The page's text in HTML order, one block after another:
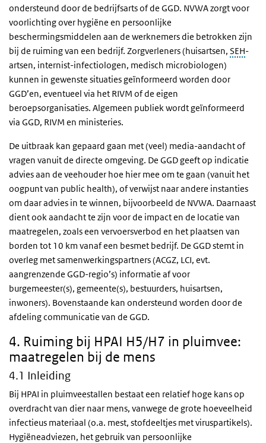
ondersteund door de bedrijfsarts of de GGD. NVWA zorgt voor
voorlichting over hygiëne en persoonlijke
beschermingsmiddelen aan de werknemers die betrokken zijn
bij de ruiming van een bedrijf. Zorgverleners (huisartsen, SEH-
artsen, internist-infectiologen, medisch microbiologen)
kunnen in gewenste situaties geïnformeerd worden door
GGD’en, eventueel via het RIVM of de eigen
beroepsorganisaties. Algemeen publiek wordt geïnformeerd
via GGD, RIVM en ministeries.
De uitbraak kan gepaard gaan met (veel) media-aandacht of
vragen vanuit de directe omgeving. De GGD geeft op indicatie
advies aan de veehouder hoe hier mee om te gaan (vanuit het
oogpunt van public health), of verwijst naar andere instanties
om daar advies in te winnen, bijvoorbeeld de NVWA. Daarnaast
dient ook aandacht te zijn voor de impact en de locatie van
maatregelen, zoals een vervoersverbod en het plaatsen van
borden tot 10 km vanaf een besmet bedrijf. De GGD stemt in
overleg met samenwerkingspartners (ACGZ, LCI, evt.
aangrenzende GGD-regio’s) informatie af voor
burgemeester(s), gemeente(s), bestuurders, huisartsen,
inwoners). Bovenstaande kan ondersteund worden door de
afdeling communicatie van de GGD.
4. Ruiming bij HPAI H5/H7 in pluimvee:
maatregelen bij de mens
4.1 Inleiding
Bij HPAI in pluimveestallen bestaat een relatief hoge kans op
overdracht van dier naar mens, vanwege de grote hoeveelheid
infectieus materiaal (o.a. mest, stofdeeltjes met viruspartikels).
Hygiëneadviezen, het gebruik van persoonlijke